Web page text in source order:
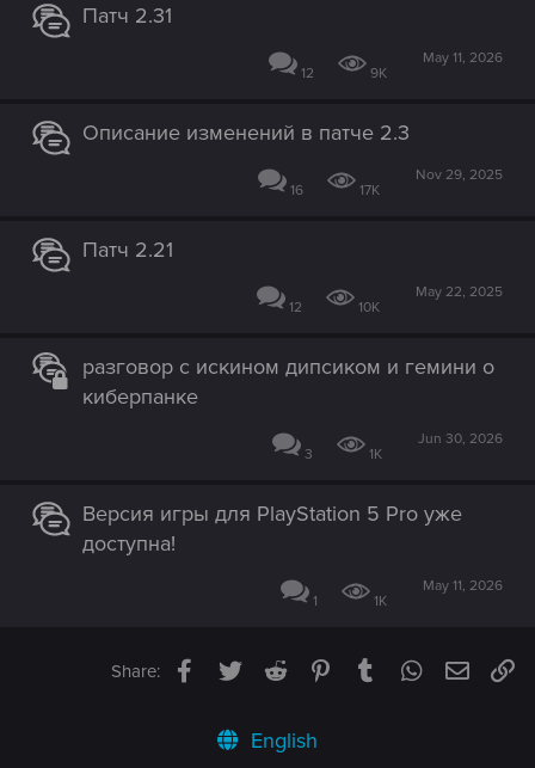
Патч 2.31
12 9K
May 11, 2026
Описание изменений в патче 2.3
16 17K
Nov 29, 2025
Патч 2.21
12 10K
May 22, 2025
разговор с искином дипсиком и гемини о
киберпанке
3 1K
Jun 30, 2026
Версия игры для PlayStation 5 Pro уже
доступна!
1 1K
May 11, 2026
Share: Facebook
TwitterReddit PinterestTumblrWhatsApp
Email
English